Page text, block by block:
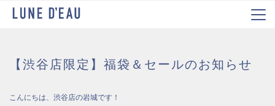
【渋谷店限定】福袋＆セールのお知らせ
こんにちは、渋谷店の岩城です！